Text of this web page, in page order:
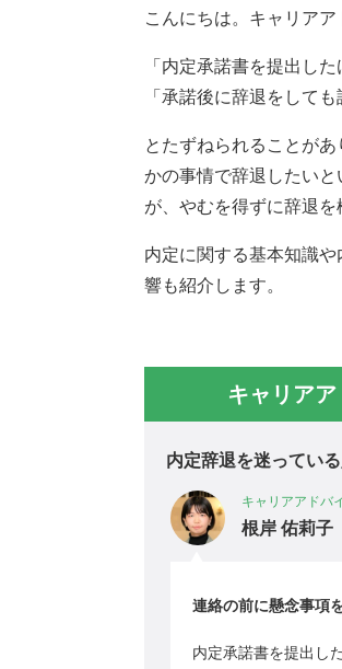
こんにちは。キャリア
「内定承諾書を提出し
「承諾後に辞退をして
とたずねられることが
かの事情で辞退したい
が、やむを得ずに辞退を
内定に関する基本知識
響も紹介します。
キャリア
内定辞退を迷ってい
キャリアアドバ
根岸 佑莉子
連絡の前に懸念事項
内定承諾書を提出し